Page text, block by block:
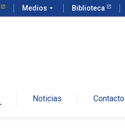
Medios arrow_drop_down Biblioteca
Noticias Contacto